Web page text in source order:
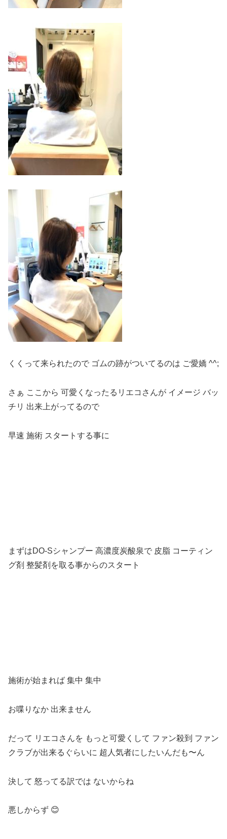
くくって来られたので ゴムの跡がついてるのは ご愛嬌 ^^;
さぁ ここから 可愛くなったるリエコさんが イメージ バッ
チリ 出来上がってるので
早速 施術 スタートする事に
まずはDO-Sシャンプー 高濃度炭酸泉で 皮脂 コーティン
グ剤 整髪剤を取る事からのスタート
施術が始まれば 集中 集中
お喋りなか 出来ません
だって リエコさんを もっと可愛くして ファン殺到 ファン
クラブが出来るぐらいに 超人気者にしたいんだも〜ん
決して 怒ってる訳では ないからね
悪しからず 😊